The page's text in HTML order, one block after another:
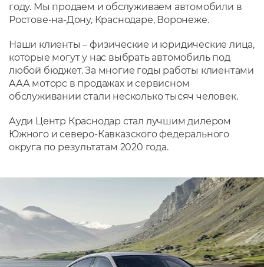
году. Мы продаем и обслуживаем автомобили в
Ростове-на-Дону, Краснодаре, Воронеже.
Наши клиенты – физические и юридические лица,
которые могут у нас выбрать автомобиль под
любой бюджет. За многие годы работы клиентами
ААА моторс в продажах и сервисном
обслуживании стали несколько тысяч человек.
Ауди Центр Краснодар стал лучшим дилером
Южного и северо-Кавказского федерального
округа по результатам 2020 года.